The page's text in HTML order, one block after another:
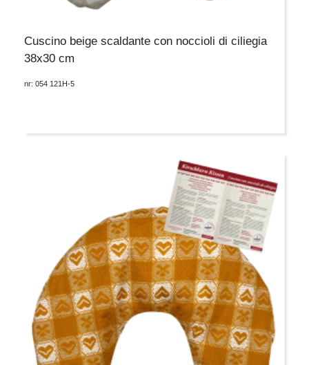
Cuscino beige scaldante con noccioli di ciliegia
38x30 cm
nr: 054 121H-5